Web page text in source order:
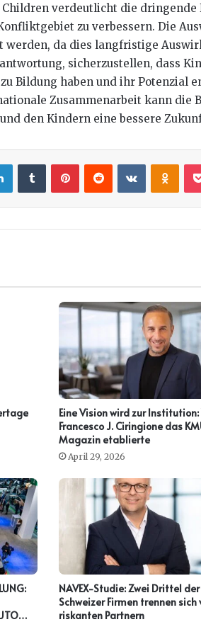
Children verdeutlicht die
zu verbessern. Die
werden, da dies langfristige
sicherzustellen, dass
Bildung haben und ihr Potenzial
Zusammenarbeit kann die
den Kindern eine bessere
LinkedInTumblrPinterestRedditVKontakte
Eine Vision wird zur
Francesco J. Ciringione das
Magazin etablierte
April 29, 2026
NAVEX-Studie: Zwei Drittel der
Schweizer Firmen trennen sich
riskanten Partnern